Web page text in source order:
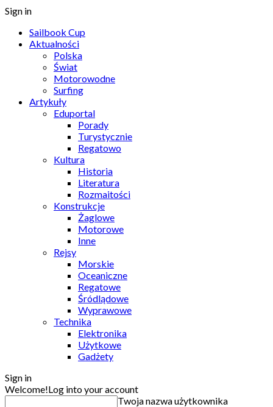
Sign in
Sailbook Cup
Aktualności
Polska
Świat
Motorowodne
Surfing
Artykuły
Eduportal
Porady
Turystycznie
Regatowo
Kultura
Historia
Literatura
Rozmaitości
Konstrukcje
Żaglowe
Motorowe
Inne
Rejsy
Morskie
Oceaniczne
Regatowe
Śródlądowe
Wyprawowe
Technika
Elektronika
Użytkowe
Gadżety
Sign in
Welcome!Log into your account
Twoja nazwa użytkownika